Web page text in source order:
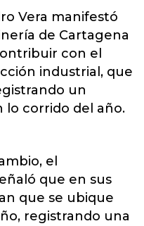
Vera manifestó
de Cartagena
con el
industrial, que
un
lo corrido del año.
el
que en sus
que se ubique
registrando una